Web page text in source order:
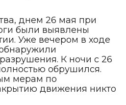
днем 26 мая при
были выявлены
Уже вечером в ходе
К ночи с 26
обрушился.
мерам по
движения никто